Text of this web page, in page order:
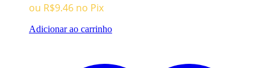
ou R$9.46 no Pix
Adicionar ao carrinho